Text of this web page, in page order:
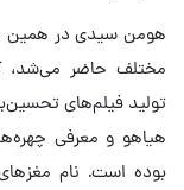
هومن سیدی در همین
مختلف حاضر می‌شد،
تولید فیلم‌های
هیاهو و معرفی
بوده است. نام